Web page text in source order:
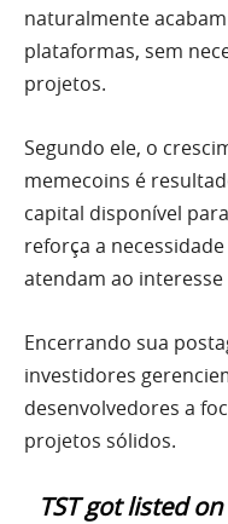
naturalmente
plataformas, sem
projetos.
Segundo ele, o
memecoins é
capital disponível
reforça a
atendam ao
Encerrando sua
investidores
desenvolvedores a
projetos sólidos.
TST got listed